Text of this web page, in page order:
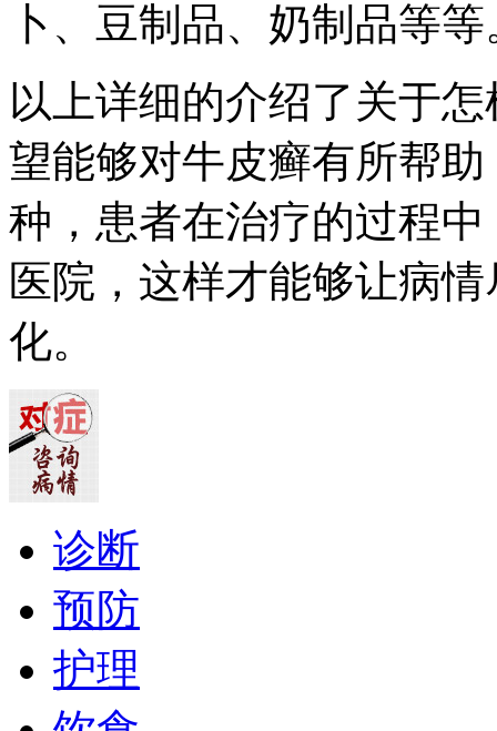
卜、豆制品、奶制品等等
以上详细的介绍了关于
望能够对牛皮癣有所帮
种，患者在治疗的过程
医院，这样才能够让病
化。
诊断
预防
护理